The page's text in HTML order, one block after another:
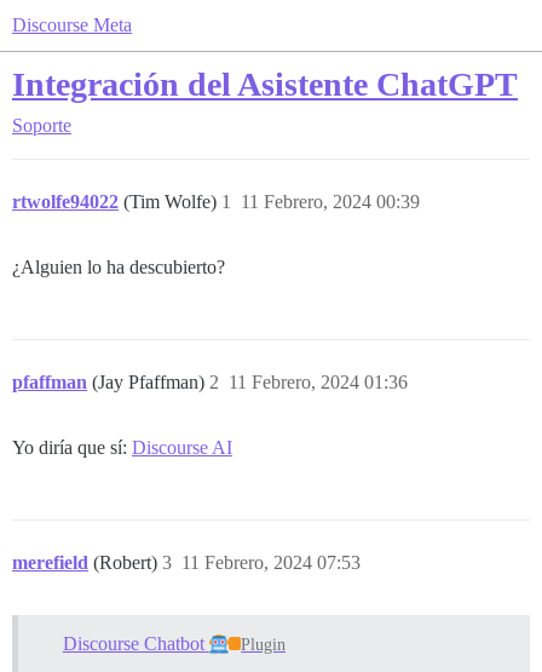
Discourse Meta
Integración del Asistente ChatGPT
Soporte
rtwolfe94022 (Tim Wolfe) 11 Febrero, 2024 00:39
1
¿Alguien lo ha descubierto?
pfaffman (Jay Pfaffman) 11 Febrero, 2024 01:36
2
Yo diría que sí: Discourse AI
merefield (Robert) 11 Febrero, 2024 07:53
3
Discourse Chatbot Plugin